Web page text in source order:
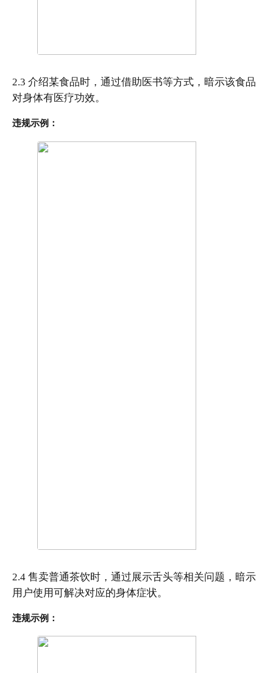
2.3 介绍某食品时，通过借助医书等方式，暗示该食品
对身体有医疗功效。
违规示例：
2.4 售卖普通茶饮时，通过展示舌头等相关问题，暗示
用户使用可解决对应的身体症状。
违规示例：